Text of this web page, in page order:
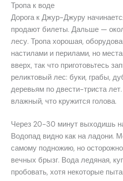
Тропа к воде
Дорога к Джур-Джуру
продают билеты. Дальше —
лесу. Тропа хорошая,
настилами и перилами, но
вверх, так что приготовьтесь
реликтовый лес: буки, грабы,
деревьям по двести-триста
влажный, что кружится голова.
Через 20-30 минут выходишь
Водопад видно как на ладони.
самому подножию, но
вечных брызг. Вода ледяная,
пробовать, хотя некоторые